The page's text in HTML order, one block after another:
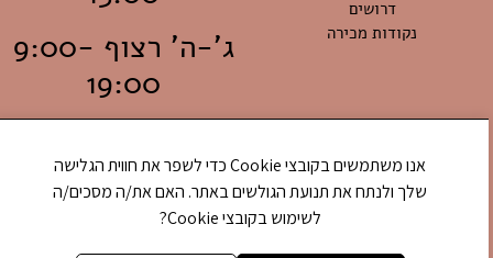
דרושים
נקודות מכירה
ג'-ה' רצוף 9:00-
19:00
אנו משתמשים בקובצי Cookie כדי לשפר את חווית הגלישה
שלך ולנתח את תנועת הגולשים באתר. האם את/ה מסכים/ה
לשימוש בקובצי Cookie?